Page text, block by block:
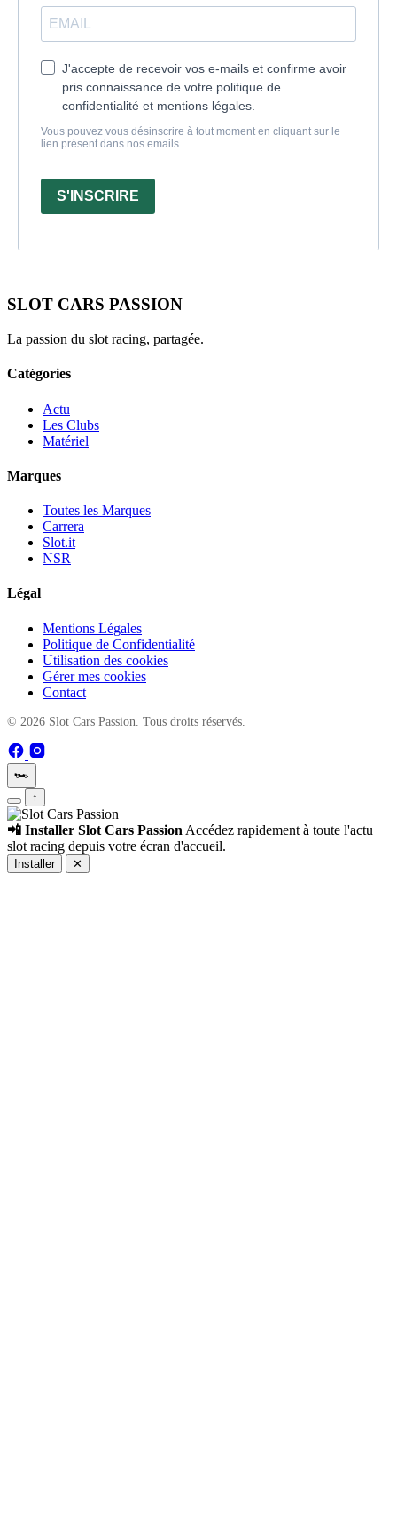
J'accepte de recevoir vos e-mails et confirme avoir
pris connaissance de votre politique de
confidentialité et mentions légales.
Vous pouvez vous désinscrire à tout moment en cliquant sur le
lien présent dans nos emails.
S'INSCRIRE
SLOT CARS PASSION
La passion du slot racing, partagée.
Catégories
Actu
Les Clubs
Matériel
Marques
Toutes les Marques
Carrera
Slot.it
NSR
Légal
Mentions Légales
Politique de Confidentialité
Utilisation des cookies
Gérer mes cookies
Contact
© 2026 Slot Cars Passion. Tous droits réservés.
🏎️
↑
📲 Installer Slot Cars Passion Accédez rapidement à toute l'actu
slot racing depuis votre écran d'accueil.
Installer ✕